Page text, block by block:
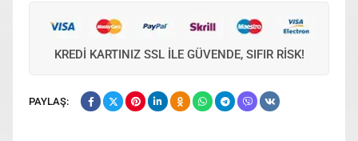
KREDI KARTINIZ SSL ILE GÜVENDE, SIFIR RISK!
PAYLAŞ: